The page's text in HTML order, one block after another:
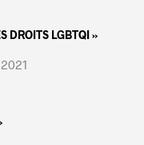
DROITS LGBTQI »